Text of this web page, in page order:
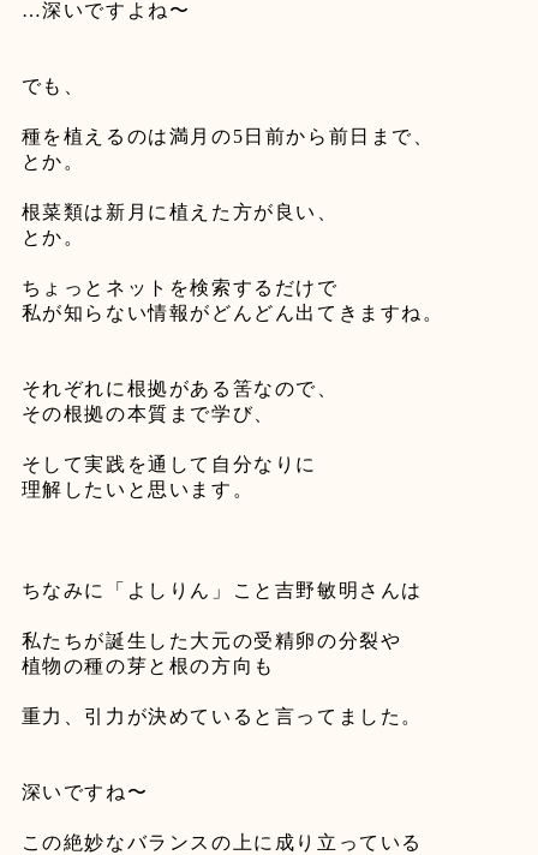
…深いですよね〜
でも、
種を植えるのは満月の5 日前から前日まで、
とか。
根菜類は新月に植えた方が良い、
とか。
ちょっとネットを検索するだけで
私が知らない情報が どんどん出てきますね。
それぞれに根拠がある筈なので、
その根拠の本質まで学び、
そして実践を通して自分なりに
理解したいと思います。
ちなみに「よしりん」こと吉野敏明さんは
私たちが誕生した大元の受精卵の分裂や
植物の種の芽と根の方向も
重力、引力が決めていると言ってました。
深いですね〜
この絶妙なバランスの上に成り立っている